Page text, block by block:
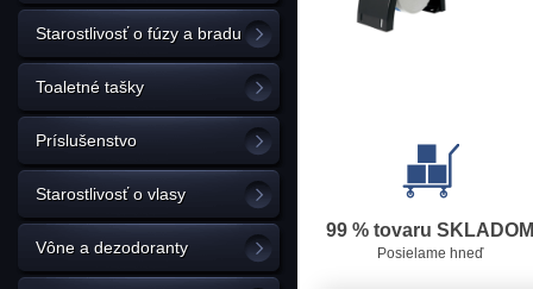
Starostlivosť o fúzy a bradu
Toaletné tašky
Príslušenstvo
Starostlivosť o vlasy
Vône a dezodoranty
99 % tovaru SKLADOM
Posielame hneď